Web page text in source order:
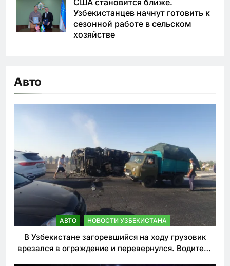
США становится ближе.
Узбекистанцев начнут готовить к
сезонной работе в сельском
хозяйстве
Авто
АВТО НОВОСТИ УЗБЕКИСТАНА
В Узбекистане загоревшийся на ходу грузовик
врезался в ограждение и перевернулся. Водитель